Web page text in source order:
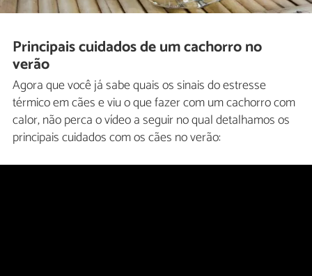
Principais cuidados de um cachorro no
verão
Agora que você já sabe quais os sinais do estresse
térmico em cães e viu o que fazer com um cachorro com
calor, não perca o vídeo a seguir no qual detalhamos os
principais cuidados com os cães no verão: